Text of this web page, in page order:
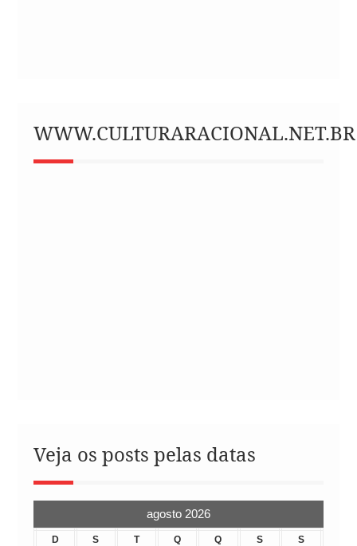
WWW.CULTURARACIONAL.NET.BR
Veja os posts pelas datas
agosto 2026
D S T Q Q S
S